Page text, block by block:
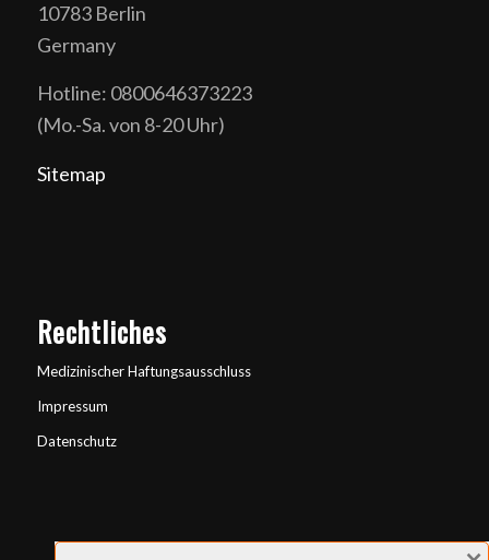
10783 Berlin
Germany
Hotline: 0800646373223
(Mo.-Sa. von 8-20 Uhr)
Sitemap
Rechtliches
Medizinischer Haftungsausschluss
Impressum
Datenschutz